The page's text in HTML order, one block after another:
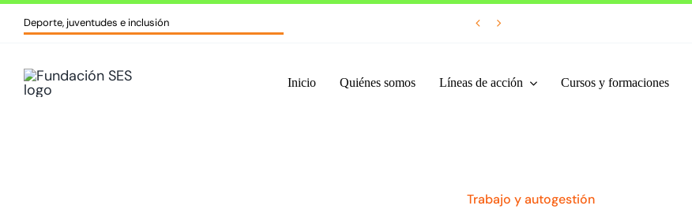
Skip
Deporte, juventudes e inclusión  
Inicio Quiénes somos Líneas de acción Cursos y formaciones
Trabajo y autogestión